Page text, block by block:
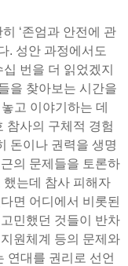
‘존엄과 안전에 관
. 성안 과정에서도
번을 더 읽었겠지
을 찾아보는 시간을
고 이야기하는 데
참사의 구체적 경험
돈이나 권력을 생명
의 문제들을 토론하
는데 참사 피해자
면 어디에서 비롯된
민했던 것들이 반차
원체계 등의 문제와
연대를 권리로 선언